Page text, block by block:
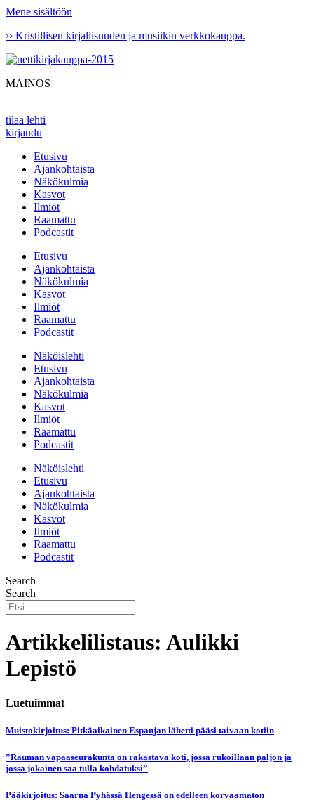
Mene sisältöön
›› Kristillisen kirjallisuuden ja musiikin verkkokauppa.
MAINOS
tilaa lehti
kirjaudu
Etusivu
Ajankohtaista
Näkökulmia
Kasvot
Ilmiöt
Raamattu
Podcastit
Etusivu
Ajankohtaista
Näkökulmia
Kasvot
Ilmiöt
Raamattu
Podcastit
Näköislehti
Etusivu
Ajankohtaista
Näkökulmia
Kasvot
Ilmiöt
Raamattu
Podcastit
Näköislehti
Etusivu
Ajankohtaista
Näkökulmia
Kasvot
Ilmiöt
Raamattu
Podcastit
Search
Search
Artikkelilistaus: Aulikki
Lepistö
Luetuimmat
Muistokirjoitus: Pitkäaikainen Espanjan lähetti pääsi taivaan kotiin
”Rauman vapaaseurakunta on rakastava koti, jossa rukoillaan paljon ja
jossa jokainen saa tulla kohdatuksi”
Pääkirjoitus: Saarna Pyhässä Hengessä on edelleen korvaamaton